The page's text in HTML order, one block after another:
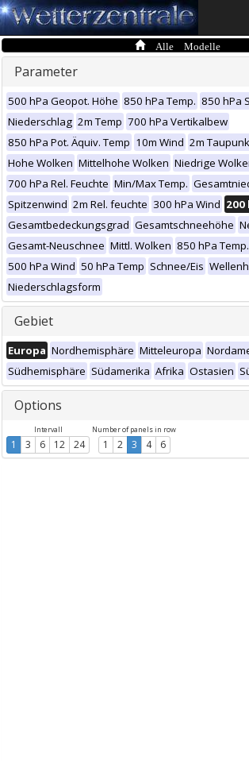
Alle Modelle
Parameter
500 hPa Geopot. Höhe 850 hPa Temp. 850 hPa
Niederschlag 2m Temp 700 hPa Vertikalbew
850 hPa Pot. Äquiv. Temp 10m Wind 2m
Hohe Wolken Mittelhohe Wolken Niedrige
700 hPa Rel. Feuchte Min/Max Temp.
Spitzenwind 2m Rel. feuchte 300 hPa Wind 200
Gesamtbedeckungsgrad Gesamtschneehöhe
Gesamt-Neuschnee Mittl. Wolken 850 hPa
500 hPa Wind 50 hPa Temp Schnee/Eis
Niederschlagsform
Gebiet
Europa Nordhemisphäre Mitteleuropa
Südhemisphäre Südamerika Afrika Ostasien
Options
Intervall
1 3 6 12 24
Number of panels in row
1 2 3 4 6